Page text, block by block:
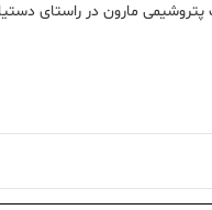
پتروشیمی مارون در راستای